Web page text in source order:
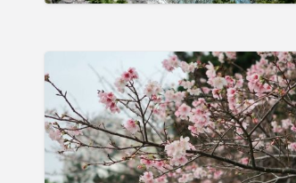
遊,
機
場
接
送
英
包
機
場
送
推
薦
台
灣
看
櫻